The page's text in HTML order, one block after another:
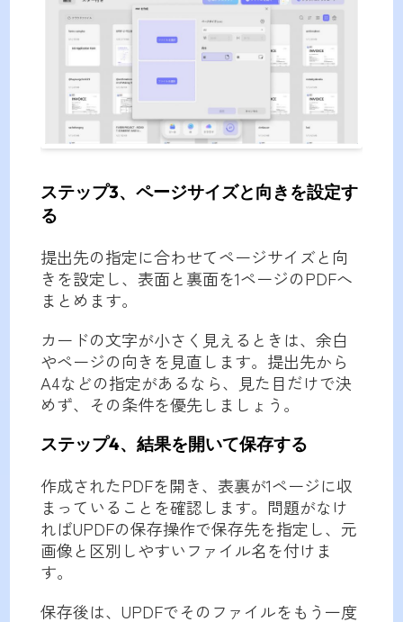
ステップ3、ページサイズと向きを設定す
る
提出先の指定に合わせてページサイズと向
きを設定し、表面と裏面を1ページのPDFへ
まとめます。
カードの文字が小さく見えるときは、余白
やページの向きを見直します。提出先から
A4などの指定があるなら、見た目だけで決
めず、その条件を優先しましょう。
ステップ4、結果を開いて保存する
作成されたPDFを開き、表裏が1ページに収
まっていることを確認します。問題がなけ
ればUPDFの保存操作で保存先を指定し、元
画像と区別しやすいファイル名を付けま
す。
保存後は、UPDFでそのファイルをもう一度